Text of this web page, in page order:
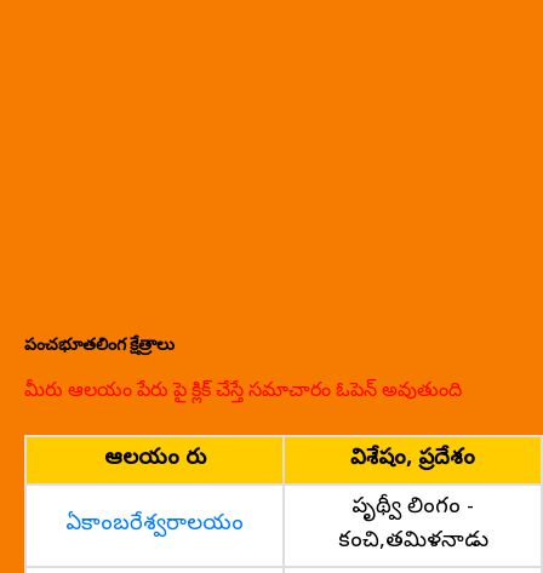
పంచభూతలింగ క్షేత్రాలు
మీరు ఆలయం పేరు పై క్లిక్ చేస్తే సమాచారం ఓపెన్ అవుతుంది
ఆలయం పేరు విశేషం, ప్రదేశం
ఏకాంబరేశ్వరాలయం
పృథ్వీ లింగం -
కంచి,తమిళనాడు